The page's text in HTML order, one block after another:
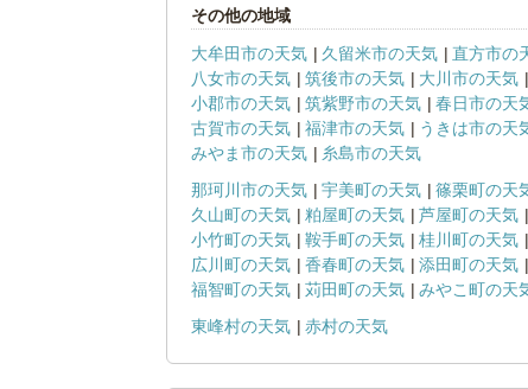
その他の地域
大牟田市の天気
久留米市の天気 直方市の
八女市の天気
筑後市の天気 大川市の天気
小郡市の天気
筑紫野市の天気 春日市の天
古賀市の天気
福津市の天気 うきは市の天
みやま市の天気
糸島市の天気
那珂川市の天気
宇美町の天気 篠栗町の天
久山町の天気
粕屋町の天気 芦屋町の天気
小竹町の天気
鞍手町の天気 桂川町の天気
広川町の天気
香春町の天気 添田町の天気
福智町の天気
苅田町の天気 みやこ町の天
東峰村の天気
赤村の天気